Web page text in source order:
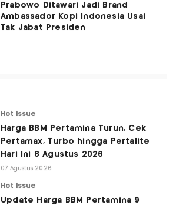
Prabowo Ditawari Jadi Brand
Ambassador Kopi Indonesia Usai
Tak Jabat Presiden
Hot Issue
Harga BBM Pertamina Turun, Cek
Pertamax, Turbo hingga Pertalite
Hari Ini 8 Agustus 2026
07 Agustus 2026
Hot Issue
Update Harga BBM Pertamina 9